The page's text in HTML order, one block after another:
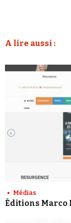
A lire aussi :
Médias
Éditions Marco